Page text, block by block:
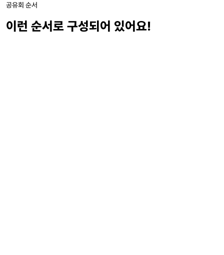
공유회 순서
이런 순서로 구성되어 있어요!